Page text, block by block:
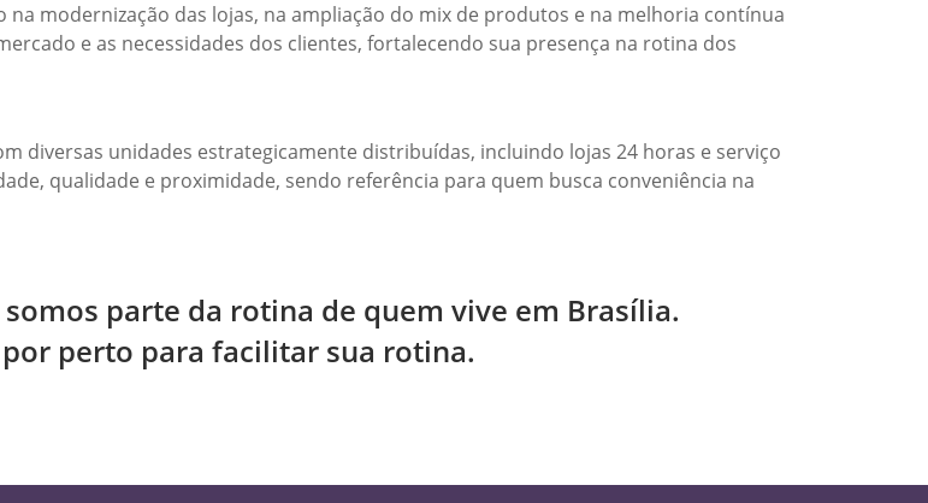
na modernização das lojas, na ampliação do mix de produtos e na melhoria contínua
e as necessidades dos clientes, fortalecendo sua presença na rotina dos
diversas unidades estrategicamente distribuídas, incluindo lojas 24 horas e serviço
qualidade e proximidade, sendo referência para quem busca conveniência na
parte da rotina de quem vive em Brasília.
perto para facilitar sua rotina.